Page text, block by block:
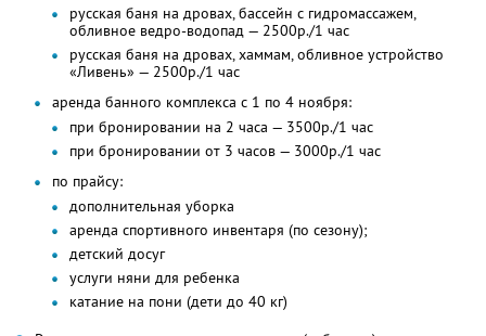
русская баня на дровах, бассейн с гидромассажем,
обливное ведро-водопад — 2500р./1 час
русская баня на дровах, хаммам, обливное устройство
«Ливень» — 2500р./1 час
аренда банного комплекса с 1 по 4 ноября:
при бронировании на 2 часа — 3500р./1 час
при бронировании от 3 часов — 3000р./1 час
по прайсу:
дополнительная уборка
аренда спортивного инвентаря (по сезону);
детский досуг
услуги няни для ребенка
катание на пони (дети до 40 кг)